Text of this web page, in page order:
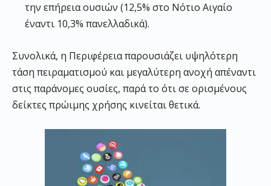
την επήρεια ουσιών (12,5% στο Νότιο Αιγαίο
έναντι 10,3% πανελλαδικά).
Συνολικά, η Περιφέρεια παρουσιάζει υψηλότερη
τάση πειραματισμού και μεγαλύτερη ανοχή απέναντι
στις παράνομες ουσίες, παρά το ότι σε ορισμένους
δείκτες πρώιμης χρήσης κινείται θετικά.